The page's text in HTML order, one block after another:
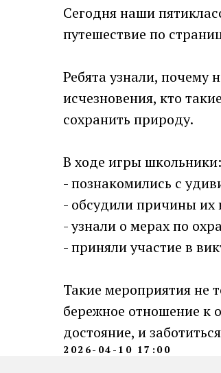
Сегодня наши
путешествие по
Ребята узнали, почему
исчезновения, кто
сохранить природу.
В ходе игры школьники:
- познакомились с
- обсудили причины их
- узнали о мерах по
- приняли участие в
Такие мероприятия не
бережное отношение
достояние, и
2026-04-10 17:00